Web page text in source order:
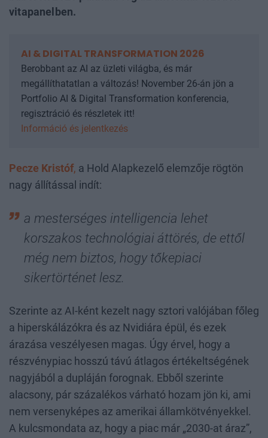
vitapanelben.
AI & DIGITAL TRANSFORMATION 2026
Berobbant az AI az üzleti világba, és már
megállíthatatlan a változás! November 26-án jön a
Portfolio AI & Digital Transformation konferencia,
regisztráció és részletek itt!
Információ és jelentkezés
Pecze Kristóf, a Hold Alapkezelő elemzője rögtön
nagy állítással indít:
a mesterséges intelligencia lehet
korszakos technológiai áttörés, de ettől
még nem biztos, hogy tőkepiaci
sikertörténet lesz.
Szerinte az AI-ként kezelt nagy sztori valójában főleg
a hiperskálázókra és az Nvidiára épül, és ezek
árazása veszélyesen magas. Úgy érvel, hogy a
részvénypiac hosszú távú átlagos értékeltségének
nagyjából a dupláján forognak. Ebből szerinte
alacsony, pár százalékos várható hozam jön ki, ami
nem versenyképes az amerikai államkötvényekkel.
A kulcsmondata az, hogy a piac már „2030-at áraz”,